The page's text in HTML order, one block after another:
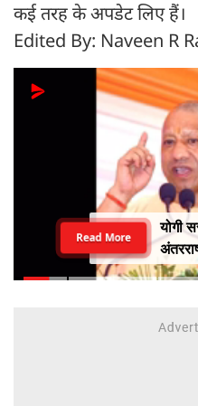
कई तरह के अपडेट लिए हैं।
Edited By: Naveen R
योगी
महीने
Read More